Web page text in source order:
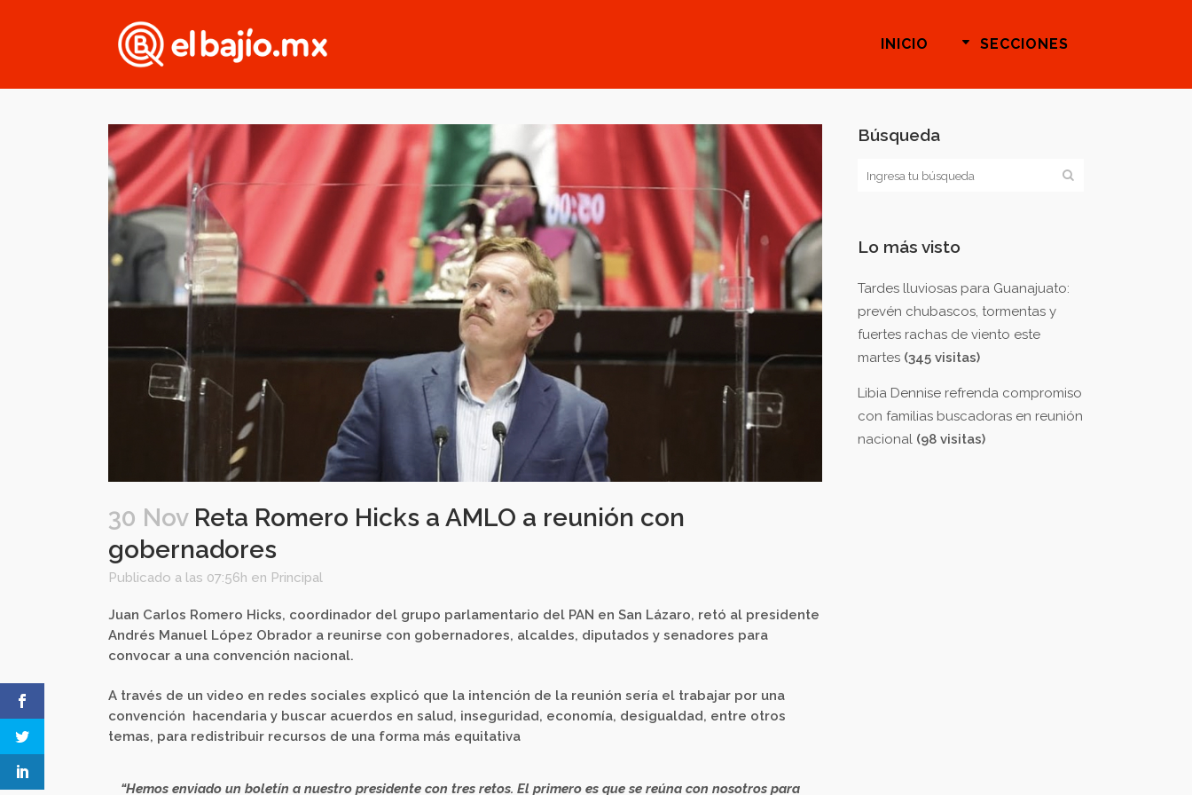
INICIO SECCIONES
30 NovReta Romero Hicks a AMLO a reunión con
gobernadores
Publicado a las 07:56h en Principal
Juan Carlos Romero Hicks, coordinador del grupo parlamentario del PAN en San Lázaro, retó al presidente
Andrés Manuel López Obrador a reunirse con gobernadores, alcaldes, diputados y senadores para
convocar a una convención nacional.
A través de un video en redes sociales explicó que la intención de la reunión sería el trabajar por una
convención hacendaria y buscar acuerdos en salud, inseguridad, economía, desigualdad, entre otros
temas, para redistribuir recursos de una forma más equitativa
“Hemos enviado un boletín a nuestro presidente con tres retos. El primero es que se reúna con nosotros para
Búsqueda
Lo más visto
Tardes lluviosas para Guanajuato:
prevén chubascos, tormentas y
fuertes rachas de viento este
martes (345 visitas)
Libia Dennise refrenda compromiso
con familias buscadoras en reunión
nacional (98 visitas)